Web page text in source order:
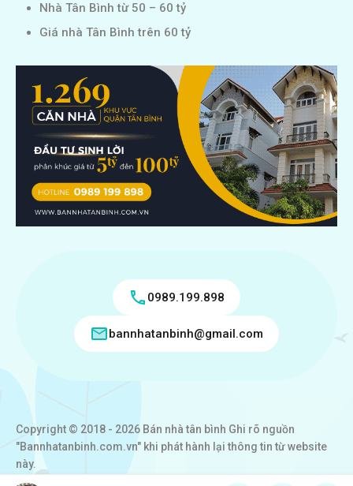
Nhà Tân Bình từ 50 – 60 tỷ
Giá nhà Tân Bình trên 60 tỷ
0989.199.898
bannhatanbinh@gmail.com
Copyright © 2018 - 2026 Bán nhà tân bình Ghi rõ nguồn
"Bannhatanbinh.com.vn" khi phát hành lại thông tin từ website
này.
VICTORY REAL